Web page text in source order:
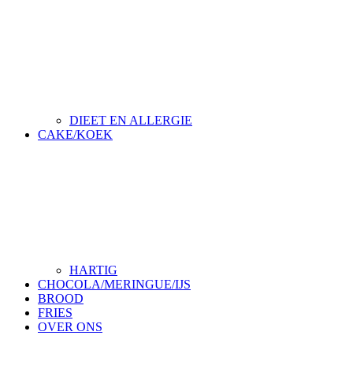
DIEET EN ALLERGIE
CAKE/KOEK
HARTIG
CHOCOLA/MERINGUE/IJS
BROOD
FRIES
OVER ONS